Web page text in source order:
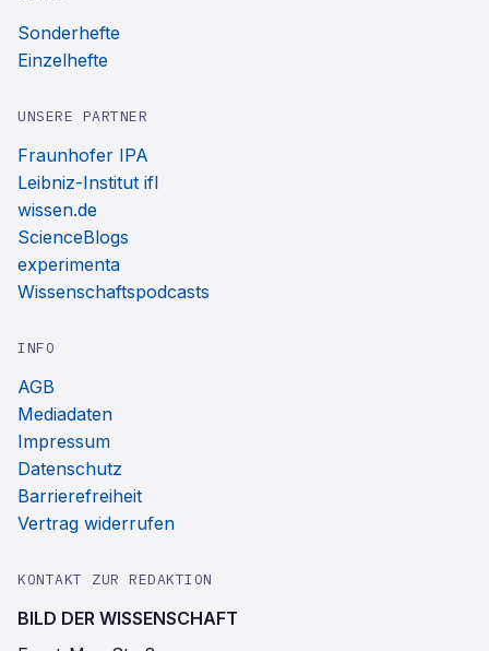
Sonderhefte
Einzelhefte
UNSERE PARTNER
Fraunhofer IPA
Leibniz-Institut ifl
wissen.de
ScienceBlogs
experimenta
Wissenschaftspodcasts
INFO
AGB
Mediadaten
Impressum
Datenschutz
Barrierefreiheit
Vertrag widerrufen
KONTAKT ZUR REDAKTION
BILD DER WISSENSCHAFT